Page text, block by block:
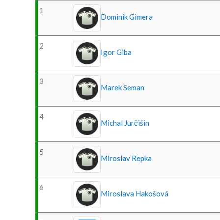
1
Dominik Gimera
2
Igor Giba
3
Marek Seman
4
Michal Jurčišin
5
Miroslav Repka
6
Miroslava Hakošová